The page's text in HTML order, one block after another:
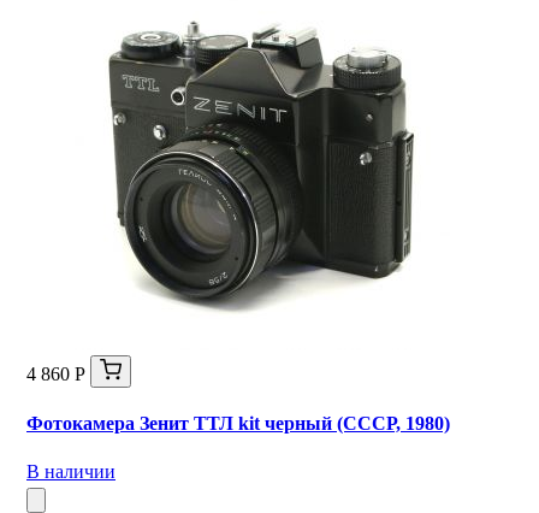
4 860 Р
Фотокамера Зенит ТТЛ kit черный (СССР, 1980)
В наличии